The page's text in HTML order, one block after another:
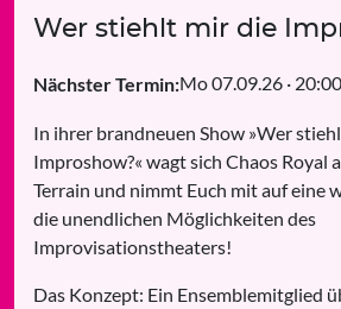
Wer stiehlt mir die
Nächster Termin:Mo 07.09.26 ·
In ihrer brandneuen Show »Wer
Improshow?« wagt sich Chaos Royal
Terrain und nimmt Euch mit auf eine
die unendlichen Möglichkeiten des
Improvisationstheaters!
Das Konzept: Ein Ensemblemitglied